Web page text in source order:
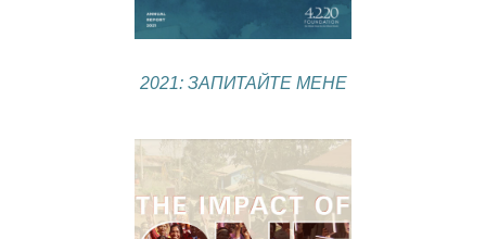
2021: ЗАПИТАЙТЕ МЕНЕ